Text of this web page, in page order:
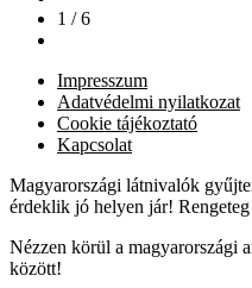
1 / 6
Impresszum
Adatvédelmi nyilatkozat
Cookie tájékoztató
Kapcsolat
Magyarországi látnivalók
érdeklik jó helyen jár!
Nézzen körül a magyarországi
között!